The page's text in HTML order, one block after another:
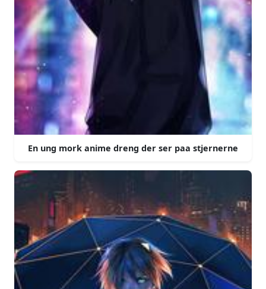
En ung mork anime dreng der ser paa stjernerne